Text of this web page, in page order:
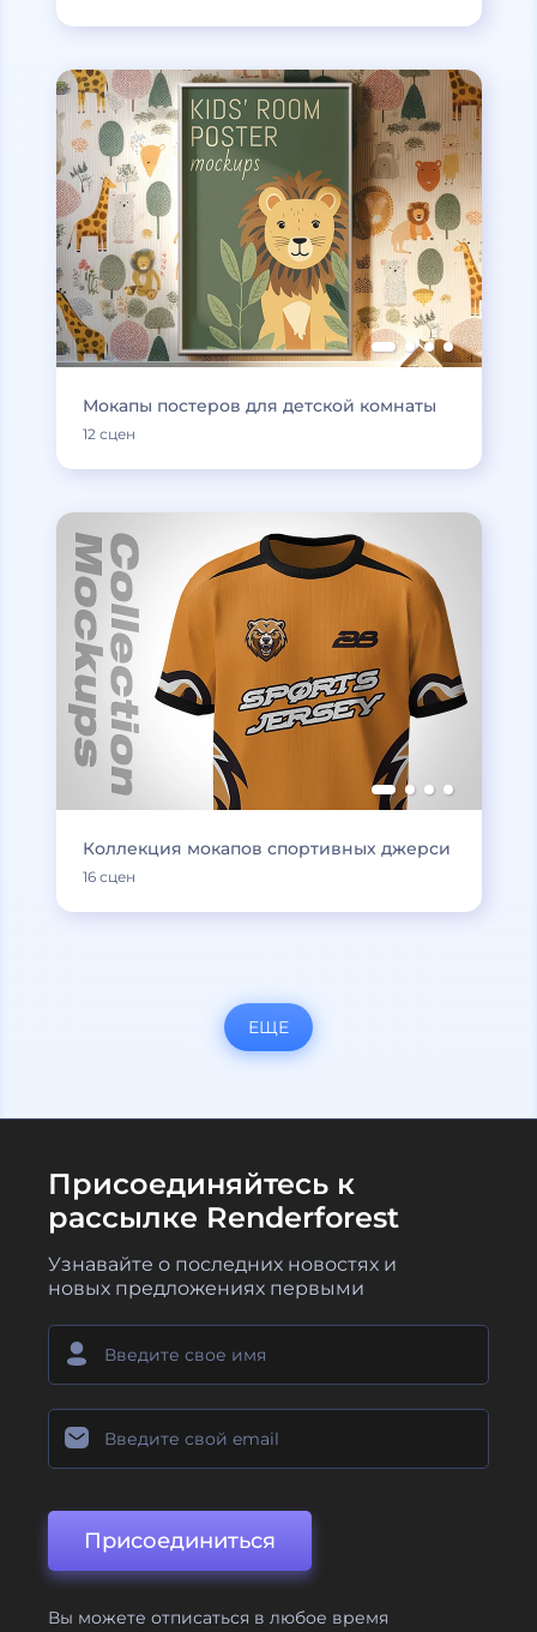
Мокапы постеров для детской комнаты
12 сцен
Коллекция мокапов спортивных джерси
16 сцен
ЕЩЕ
Присоединяйтесь к
рассылке Renderforest
Узнавайте о последних новостях и
новых предложениях первыми
Присоединиться
Вы можете отписаться в любое время